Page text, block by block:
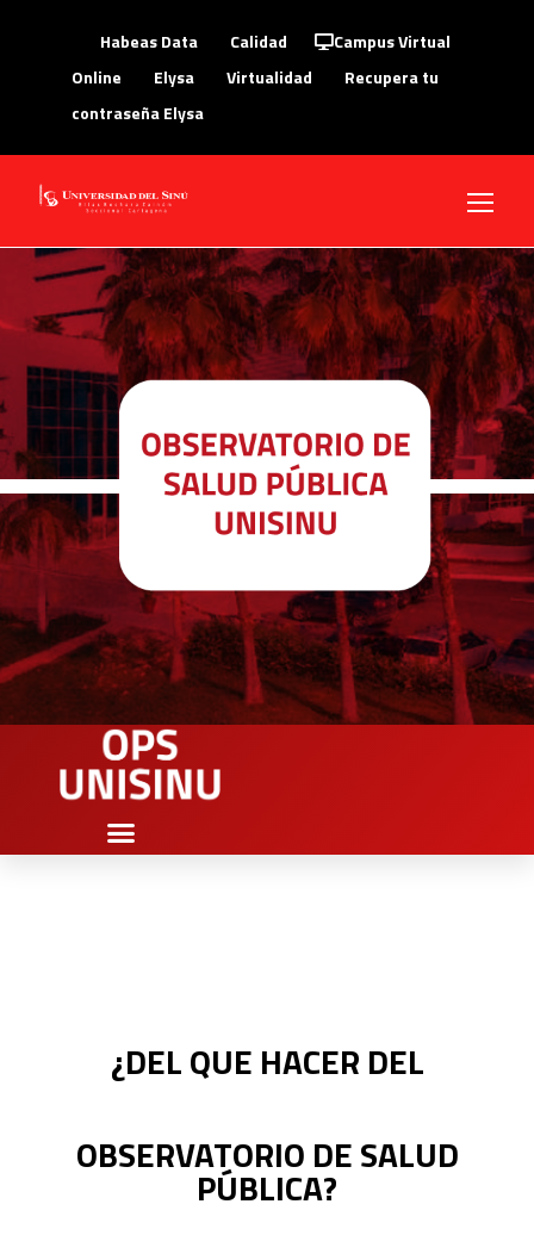
Campus Virtual
Habeas Data
Calidad
Online
Elysa Virtualidad
Recupera tu
contraseña Elysa
¿DEL QUE HACER DEL
OBSERVATORIO DE SALUD
PÚBLICA?